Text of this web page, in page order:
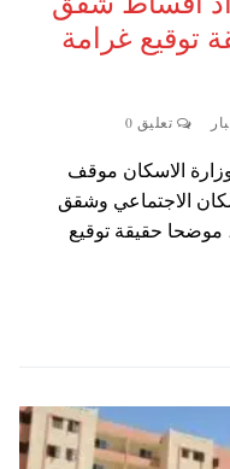
توقيع غرامة
تعليق 0
الاسكان موقف
الاجتماعي وشقق
موضحا حقيقة توقيع